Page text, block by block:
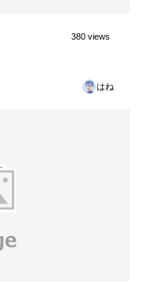
380 views
はね